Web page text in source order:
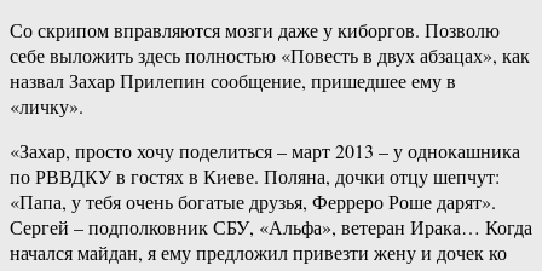
Со скрипом вправляются мозги даже у киборгов. Позволю
себе выложить здесь полностью «Повесть в двух абзацах», как
назвал Захар Прилепин сообщение, пришедшее ему в
«личку».
«Захар, просто хочу поделиться – март 2013 – у однокашника
по РВВДКУ в гостях в Киеве. Поляна, дочки отцу шепчут:
«Папа, у тебя очень богатые друзья, Ферреро Роше дарят».
Сергей – подполковник СБУ, «Альфа», ветеран Ирака… Когда
начался майдан, я ему предложил привезти жену и дочек ко